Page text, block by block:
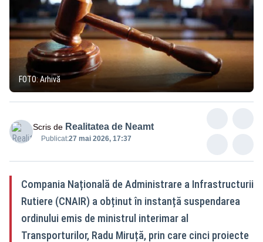
FOTO: Arhivă
Scris de Realitatea de Neamt
Publicat:27 mai 2026, 17:37
Compania Națională de Administrare a Infrastructurii
Rutiere (CNAIR) a obținut în instanță suspendarea
ordinului emis de ministrul interimar al
Transporturilor, Radu Miruță, prin care cinci proiecte